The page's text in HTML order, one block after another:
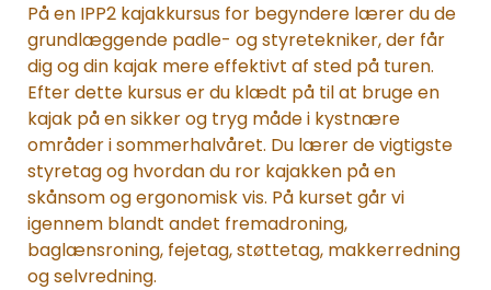
På en IPP2 kajakkursus for begyndere lærer du de
grundlæggende padle- og styretekniker, der får
dig og din kajak mere effektivt af sted på turen.
Efter dette kursus er du klædt på til at bruge en
kajak på en sikker og tryg måde i kystnære
områder i sommerhalvåret. Du lærer de vigtigste
styretag og hvordan du ror kajakken på en
skånsom og ergonomisk vis. På kurset går vi
igennem blandt andet fremadroning,
baglænsroning, fejetag, støttetag, makkerredning
og selvredning.